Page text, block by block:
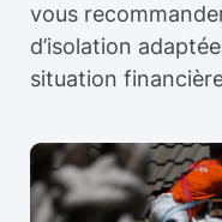
vous
d’isolation
situation